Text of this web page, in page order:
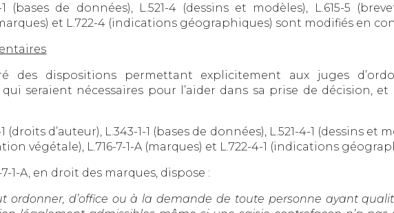
(bases de données), L.521-4 (dessins et modèles), L.615-5
et L.722-4 (indications géographiques) sont modifiés en
des dispositions permettant explicitement aux juges
seraient nécessaires pour l’aider dans sa prise de décision,
(droits d’auteur), L.343-1-1 (bases de données), L.521-4-1 (dessins et
végétale), L.716-7-1-A (marques) et L.722-4-1 (indications
7-1-A, en droit des marques, dispose :
ordonner, d’office ou à la demande de toute personne ayant